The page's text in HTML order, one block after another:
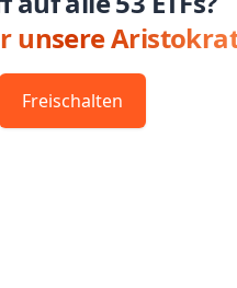
unsere
Freischalten